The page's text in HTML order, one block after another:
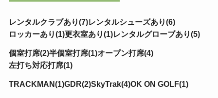
レンタルクラブあり(7)レンタルシューズあり(6)
ロッカーあり(1)更衣室あり(1)レンタルグローブあり(5)
個室打席(2)半個室打席(1)オープン打席(4)
左打ち対応打席(1)
TRACKMAN(1)GDR(2)SkyTrak(4)OK ON GOLF(1)